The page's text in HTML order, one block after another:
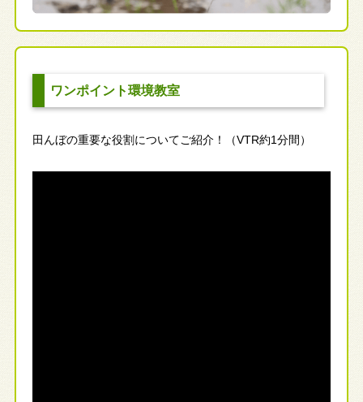
ワンポイント環境教室
田んぼの重要な役割についてご紹介！（VTR約1分間）